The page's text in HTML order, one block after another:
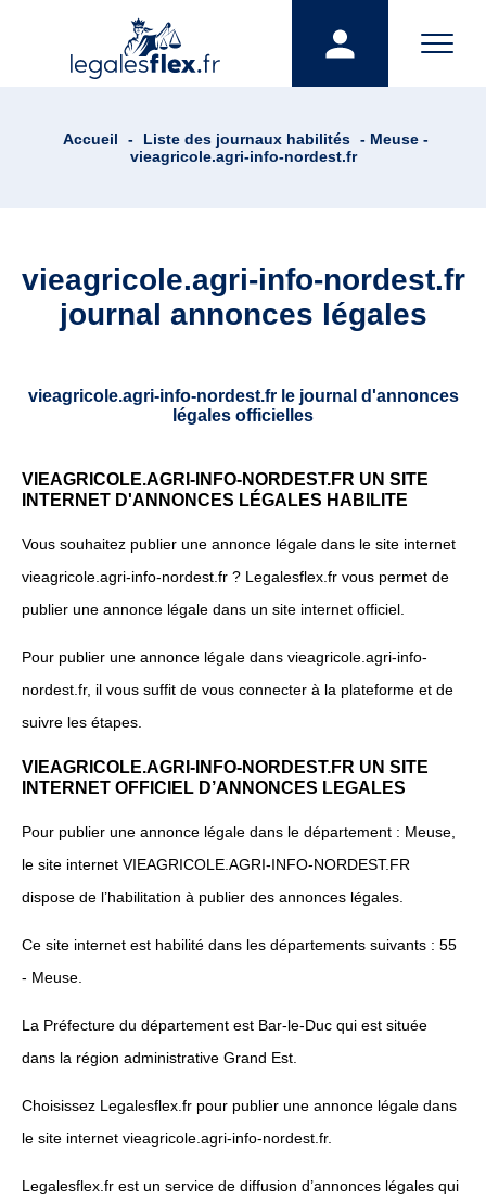
Accueil - Liste des journaux habilités - Meuse -
vieagricole.agri-info-nordest.fr
vieagricole.agri-info-nordest.fr
journal annonces légales
vieagricole.agri-info-nordest.fr le journal d'annonces
légales officielles
VIEAGRICOLE.AGRI-INFO-NORDEST.FR UN SITE
INTERNET D'ANNONCES LÉGALES HABILITE
Vous souhaitez publier une annonce légale dans le site internet
vieagricole.agri-info-nordest.fr ? Legalesflex.fr vous permet de
publier une annonce légale dans un site internet officiel.
Pour publier une annonce légale dans vieagricole.agri-info-
nordest.fr, il vous suffit de vous connecter à la plateforme et de
suivre les étapes.
VIEAGRICOLE.AGRI-INFO-NORDEST.FR UN SITE
INTERNET OFFICIEL D’ANNONCES LEGALES
Pour publier une annonce légale dans le département : Meuse,
le site internet VIEAGRICOLE.AGRI-INFO-NORDEST.FR
dispose de l’habilitation à publier des annonces légales.
Ce site internet est habilité dans les départements suivants : 55
- Meuse.
La Préfecture du département est Bar-le-Duc qui est située
dans la région administrative Grand Est.
Choisissez Legalesflex.fr pour publier une annonce légale dans
le site internet vieagricole.agri-info-nordest.fr.
Legalesflex.fr est un service de diffusion d’annonces légales qui